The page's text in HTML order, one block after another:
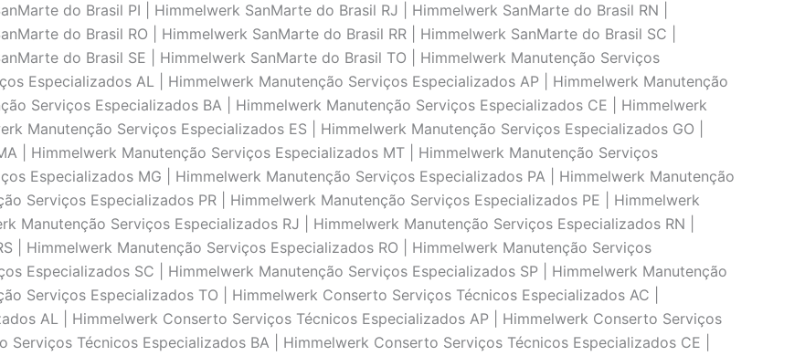
do Brasil PI | Himmelwerk SanMarte do Brasil RJ | Himmelwerk SanMarte do Brasil RN |
do Brasil RO | Himmelwerk SanMarte do Brasil RR | Himmelwerk SanMarte do Brasil SC |
do Brasil SE | Himmelwerk SanMarte do Brasil TO | Himmelwerk Manutenção Serviços
Especializados AL | Himmelwerk Manutenção Serviços Especializados AP | Himmelwerk Manutenção
Serviços Especializados BA | Himmelwerk Manutenção Serviços Especializados CE | Himmelwerk
Manutenção Serviços Especializados ES | Himmelwerk Manutenção Serviços Especializados GO |
| Himmelwerk Manutenção Serviços Especializados MT | Himmelwerk Manutenção Serviços
Especializados MG | Himmelwerk Manutenção Serviços Especializados PA | Himmelwerk Manutenção
Serviços Especializados PR | Himmelwerk Manutenção Serviços Especializados PE | Himmelwerk
Manutenção Serviços Especializados RJ | Himmelwerk Manutenção Serviços Especializados RN |
| Himmelwerk Manutenção Serviços Especializados RO | Himmelwerk Manutenção Serviços
Especializados SC | Himmelwerk Manutenção Serviços Especializados SP | Himmelwerk Manutenção
Serviços Especializados TO | Himmelwerk Conserto Serviços Técnicos Especializados AC |
AL | Himmelwerk Conserto Serviços Técnicos Especializados AP | Himmelwerk Conserto Serviços
Técnicos Especializados BA | Himmelwerk Conserto Serviços Técnicos Especializados CE |